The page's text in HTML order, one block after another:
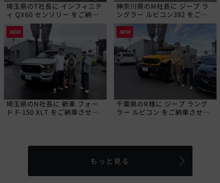
埼玉県のT社長に インフィニテ
ィ QX60 センソリー をご納車
させていただきました!
神奈川県のM社長に ジープ ラ
ングラー ルビコン392 をご納
車させていただきました!
NEW
埼玉県のN社長に 新車 フォー
ド F-150 XLT をご納車させて
NEW
千葉県のR様に ジープ ラング
ラー ルビコン をご納車させて
もっと見る